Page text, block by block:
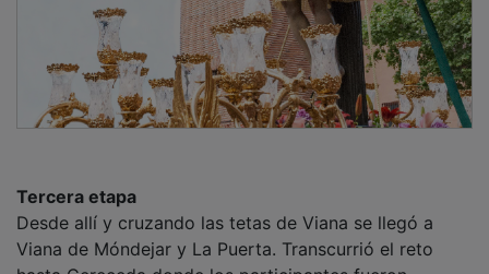
Desde allí y cruzando las tetas de Viana se llegó a
Viana de Móndejar y La Puerta. Transcurrió el reto
hasta Cereceda donde los participantes fueron